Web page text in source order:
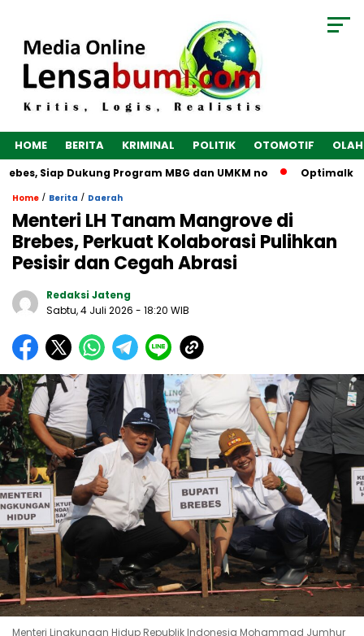
HOME BERITA KRIMINAL POLITIK OTOMOTIF
Siap Dukung Program MBG dan UMKM no Optimalkan
Home / Berita / Daerah
Menteri LH Tanam Mangrove di
Brebes, Perkuat Kolaborasi Pulihkan
Pesisir dan Cegah Abrasi
Redaksi Jateng
Sabtu, 4 Juli 2026 - 18:20 WIB
Menteri Lingkungan Hidup Republik Indonesia Mohammad Jumhur